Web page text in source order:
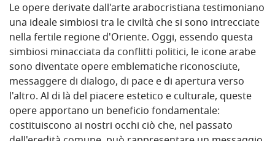
Le opere derivate dall'arte arabocristiana testimoniano
una ideale simbiosi tra le civiltà che si sono intrecciate
nella fertile regione d'Oriente. Oggi, essendo questa
simbiosi minacciata da conflitti politici, le icone arabe
sono diventate opere emblematiche riconosciute,
messaggere di dialogo, di pace e di apertura verso
l'altro. Al di là del piacere estetico e culturale, queste
opere apportano un beneficio fondamentale:
costituiscono ai nostri occhi ciò che, nel passato